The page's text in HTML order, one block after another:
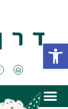
פתח סרגל נגישות